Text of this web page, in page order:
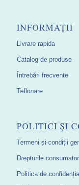
INFORMAȚII
Livrare rapida
Catalog de produse
Întrebări frecvente
Teflonare
POLITICI ȘI
Termeni și condiții
Drepturile
Politica de